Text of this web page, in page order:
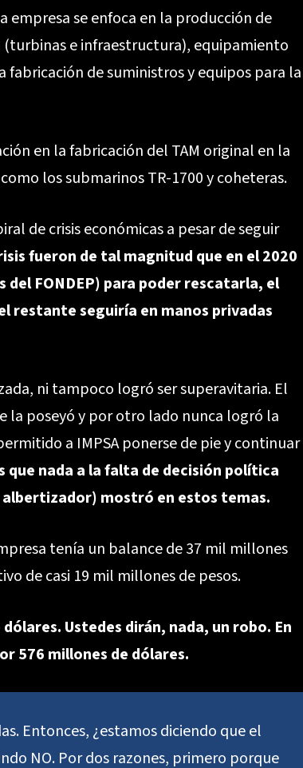
empresa se enfoca en la producción de
e infraestructura), equipamiento
de suministros y equipos para la
en la fabricación del TAM original en la
los submarinos TR-1700 y coheteras.
de crisis económicas a pesar de seguir
fueron de tal magnitud que en el 2020
del FONDEP) para poder rescatarla, el
restante seguiría en manos privadas
ni tampoco logró ser superavitaria. El
la poseyó y por otro lado nunca logró la
a IMPSA ponerse de pie y continuar
que nada a la falta de decisión política
mostró en estos temas.
tenía un balance de 37 mil millones
de casi 19 mil millones de pesos.
Ustedes dirán, nada, un robo. En
576 millones de dólares.
Entonces, ¿estamos diciendo que el
NO. Por dos razones, primero porque